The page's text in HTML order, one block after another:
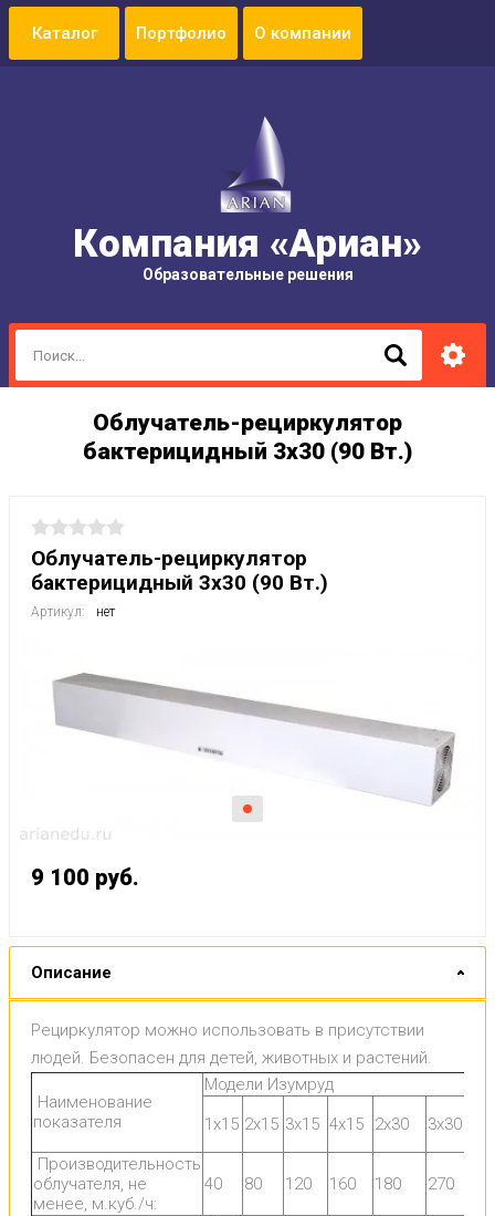
Портфолио О компании
Компания «Ариан»
Образовательные решения
Облучатель-рециркулятор
бактерицидный 3х30 (90 Вт.)
Облучатель-рециркулятор
бактерицидный 3х30 (90 Вт.)
Артикул: нет
9 100 руб.
Описание
Рециркулятор можно использовать в присутствии
людей. Безопасен для детей, животных и растений.
Наименование
показателя
Модели Изумруд
1х15 2х15 3х15 4х15 2х30 3х30
Производительность
облучателя, не
менее, м.куб./ч:
40 80 120 160 180 270